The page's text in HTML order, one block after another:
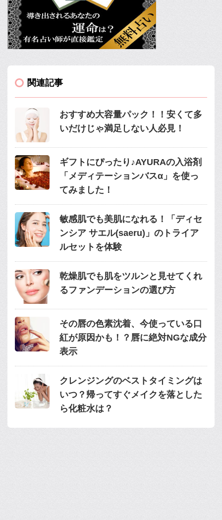
関連記事
おすすめ大容量パック！！安くて多
いだけじゃ満足しない人必見！
ギフトにぴったり♪AYURAの入浴剤
「メディテーションバスα」を使っ
てみました！
敏感肌でも美肌になれる！「ディセ
ンシア サエル(saeru)」のトライア
ルセットを体験
乾燥肌でも肌をツルンと見せてくれ
るファンデーションの選び方
その唇の色素沈着、今使っている口
紅が原因かも！？唇に絶対NGな成分
表示
クレンジングのベストタイミングは
いつ？帰ってすぐメイクを落とした
ら化粧水は？